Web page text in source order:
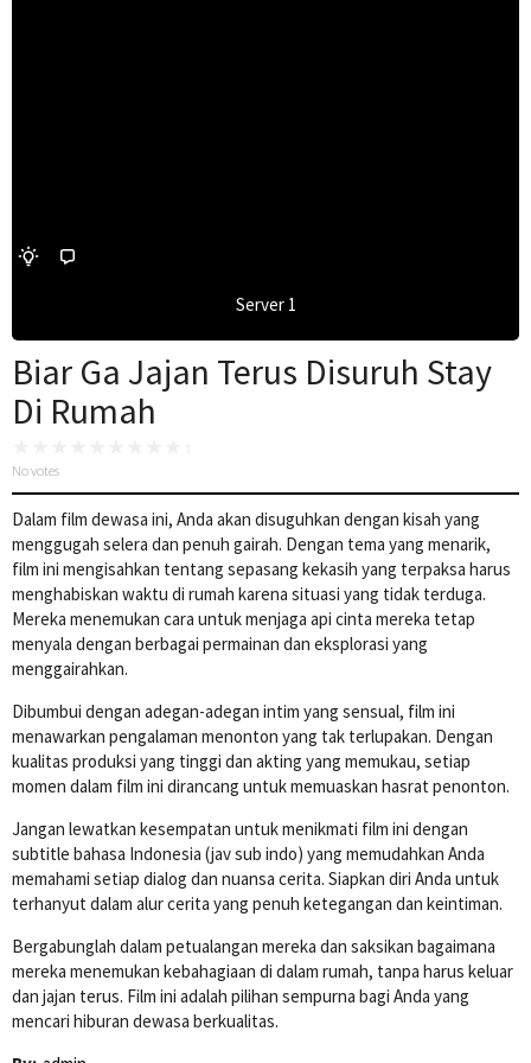
Server 1
Biar Ga Jajan Terus Disuruh Stay
Di Rumah
No votes
Dalam film dewasa ini, Anda akan disuguhkan dengan kisah yang
menggugah selera dan penuh gairah. Dengan tema yang menarik,
film ini mengisahkan tentang sepasang kekasih yang terpaksa harus
menghabiskan waktu di rumah karena situasi yang tidak terduga.
Mereka menemukan cara untuk menjaga api cinta mereka tetap
menyala dengan berbagai permainan dan eksplorasi yang
menggairahkan.
Dibumbui dengan adegan-adegan intim yang sensual, film ini
menawarkan pengalaman menonton yang tak terlupakan. Dengan
kualitas produksi yang tinggi dan akting yang memukau, setiap
momen dalam film ini dirancang untuk memuaskan hasrat penonton.
Jangan lewatkan kesempatan untuk menikmati film ini dengan
subtitle bahasa Indonesia (jav sub indo) yang memudahkan Anda
memahami setiap dialog dan nuansa cerita. Siapkan diri Anda untuk
terhanyut dalam alur cerita yang penuh ketegangan dan keintiman.
Bergabunglah dalam petualangan mereka dan saksikan bagaimana
mereka menemukan kebahagiaan di dalam rumah, tanpa harus keluar
dan jajan terus. Film ini adalah pilihan sempurna bagi Anda yang
mencari hiburan dewasa berkualitas.